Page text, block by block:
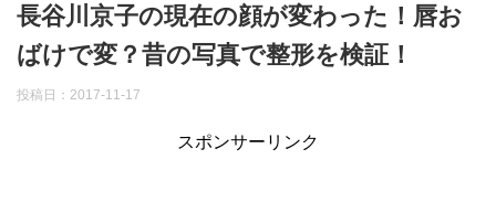
長谷川京子の現在の顔が変わった！唇お
ばけで変？昔の写真で整形を検証！
投稿日： 2017-11-17
スポンサーリンク